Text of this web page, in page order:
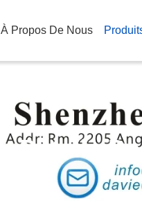
À Propos De Nous
Détails